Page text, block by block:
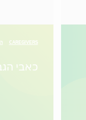
CAREGIVERS
כאבי